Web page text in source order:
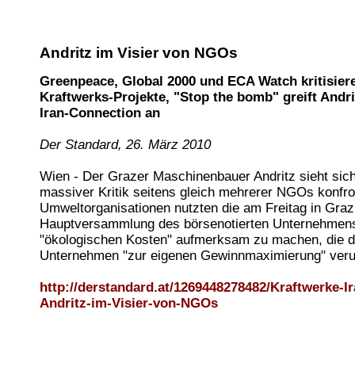
Andritz im Visier von NGOs
Greenpeace, Global 2000 und ECA Watch
Kraftwerks-Projekte, "Stop the bomb" greift
Iran-Connection an
Der Standard, 26. März 2010
Wien - Der Grazer Maschinenbauer Andritz sieht
massiver Kritik seitens gleich mehrerer NGOs
Umweltorganisationen nutzten die am Freitag in
Hauptversammlung des börsenotierten
"ökologischen Kosten" aufmerksam zu machen, die
Unternehmen "zur eigenen Gewinnmaximierung"
http://derstandard.at/1269448278482/Kraftwerke-
Andritz-im-Visier-von-NGOs